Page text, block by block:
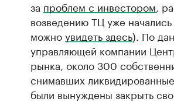
за проблем с инвестором ,
возведению ТЦ уже
можноувидеть здесь). По
управляющей компании
рынка, около 300
снимавших
были вынуждены закрыть